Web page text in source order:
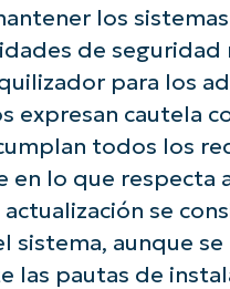
los
de
para los
expresan cautela
todos los
lo que respecta
se
sistema, aunque
las pautas de